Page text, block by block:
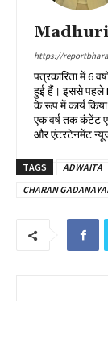
Madhuri
https://
पत्रकारिता में 6
हुई हैं। इससे पहले
के रूप में कार्य
एक वर्ष तक कंटेंट
और एंटरटेनमेंट
TAGS ADWAITA
CHARAN